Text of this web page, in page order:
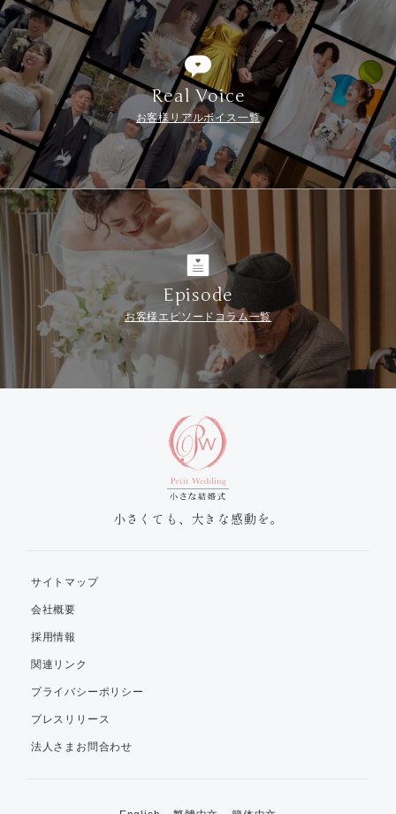
Real Voice
お客様リアルボイス一覧
Episode
お客様エピソードコラム一覧
小さくても、大きな感動を。
サイトマップ
会社概要
採用情報
関連リンク
プライバシーポリシー
プレスリリース
法人さまお問合わせ